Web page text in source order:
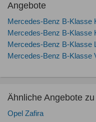
Angebote
Mercedes-Benz B-Klasse
Mercedes-Benz B-Klasse
Mercedes-Benz B-Klasse
Mercedes-Benz B-Klasse
Ähnliche Angebote
Opel Zafira